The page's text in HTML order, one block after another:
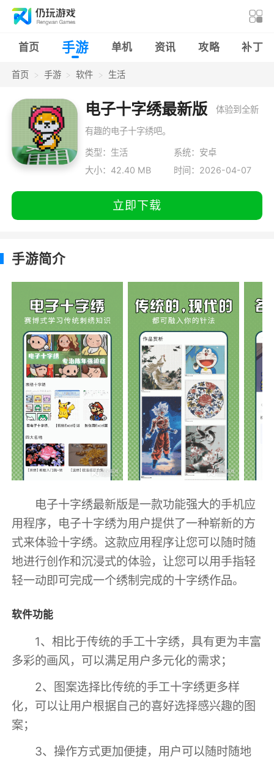
首页 手游 单机 资讯 攻略 补丁
首页 手游 软件 生活
电子十字绣最新版 体验到全新
有趣的电子十字绣吧。
类型：生活
系统：安卓
大小：42.40 MB
时间：2026-04-07
立即下载
手游简介
电子十字绣最新版是一款功能强大的手机应
用程序，电子十字绣为用户提供了一种崭新的方
式来体验十字绣。这款应用程序让您可以随时随
地进行创作和沉浸式的体验，让您可以用手指轻
轻一动即可完成一个绣制完成的十字绣作品。
软件功能
1、相比于传统的手工十字绣，具有更为丰富
多彩的画风，可以满足用户多元化的需求；
2、图案选择比传统的手工十字绣更多样
化，可以让用户根据自己的喜好选择感兴趣的图
案；
3、操作方式更加便捷，用户可以随时随地